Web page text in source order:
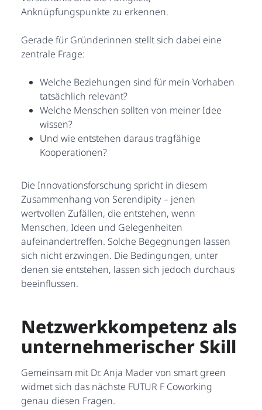
Anknüpfungspunkte zu erkennen.
Gerade für Gründerinnen stellt sich dabei eine
zentrale Frage:
Welche Beziehungen sind für mein Vorhaben
tatsächlich relevant?
Welche Menschen sollten von meiner Idee
wissen?
Und wie entstehen daraus tragfähige
Kooperationen?
Die Innovationsforschung spricht in diesem
Zusammenhang von Serendipity – jenen
wertvollen Zufällen, die entstehen, wenn
Menschen, Ideen und Gelegenheiten
aufeinandertreffen. Solche Begegnungen lassen
sich nicht erzwingen. Die Bedingungen, unter
denen sie entstehen, lassen sich jedoch durchaus
beeinflussen.
Netzwerkkompetenz als
unternehmerischer Skill
Gemeinsam mit Dr. Anja Mader von smart green
widmet sich das nächste FUTUR F Coworking
genau diesen Fragen.